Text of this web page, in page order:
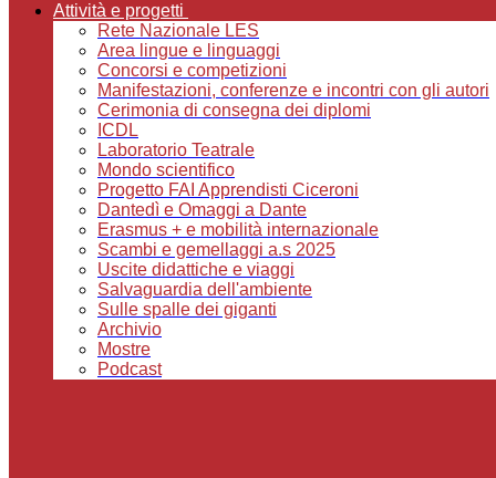
Attività e progetti
Rete Nazionale LES
Area lingue e linguaggi
Concorsi e competizioni
Manifestazioni, conferenze e incontri con gli autori
Cerimonia di consegna dei diplomi
ICDL
Laboratorio Teatrale
Mondo scientifico
Progetto FAI Apprendisti Ciceroni
Dantedì e Omaggi a Dante
Erasmus + e mobilità internazionale
Scambi e gemellaggi a.s 2025
Uscite didattiche e viaggi
Salvaguardia dell'ambiente
Sulle spalle dei giganti
Archivio
Mostre
Podcast